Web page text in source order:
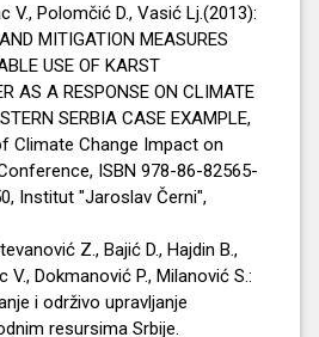
V., Polomčić D., Vasić Lj.(2013):
MITIGATION MEASURES
USE OF KARST
AS A RESPONSE ON CLIMATE
SERBIA CASE EXAMPLE,
Climate Change Impact on
ISBN 978-86-82565-
Institut "Jaroslav Černi",
Z., Bajić D., Hajdin B.,
V., Dokmanović P., Milanović S.:
i održivo upravljanje
resursima Srbije.